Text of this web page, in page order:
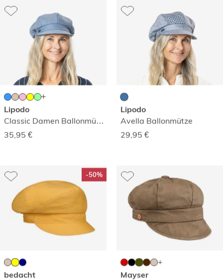
Lipodo
Classic Damen Ballonmütze
35,95 €
Lipodo
Avella Ballonmütze
29,95 €
-50%
bedacht Mayser